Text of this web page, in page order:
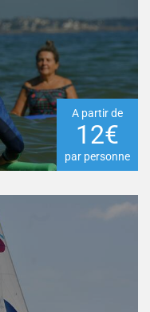
A partir de
12€
par personne